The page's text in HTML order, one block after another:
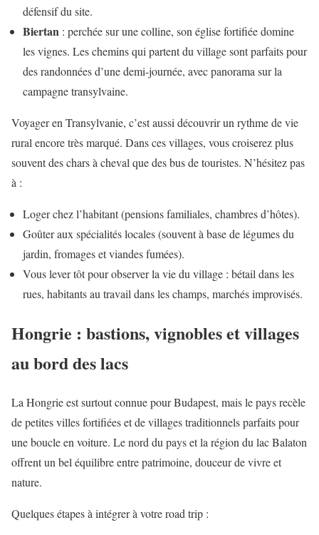
défensif du site.
Biertan : perchée sur une colline, son église fortifiée domine
les vignes. Les chemins qui partent du village sont parfaits pour
des randonnées d’une demi-journée, avec panorama sur la
campagne transylvaine.
Voyager en Transylvanie, c’est aussi découvrir un rythme de vie
rural encore très marqué. Dans ces villages, vous croiserez plus
souvent des chars à cheval que des bus de touristes. N’hésitez pas
à :
Loger chez l’habitant (pensions familiales, chambres d’hôtes).
Goûter aux spécialités locales (souvent à base de légumes du
jardin, fromages et viandes fumées).
Vous lever tôt pour observer la vie du village : bétail dans les
rues, habitants au travail dans les champs, marchés improvisés.
Hongrie : bastions, vignobles et villages
au bord des lacs
La Hongrie est surtout connue pour Budapest, mais le pays recèle
de petites villes fortifiées et de villages traditionnels parfaits pour
une boucle en voiture. Le nord du pays et la région du lac Balaton
offrent un bel équilibre entre patrimoine, douceur de vivre et
nature.
Quelques étapes à intégrer à votre road trip :